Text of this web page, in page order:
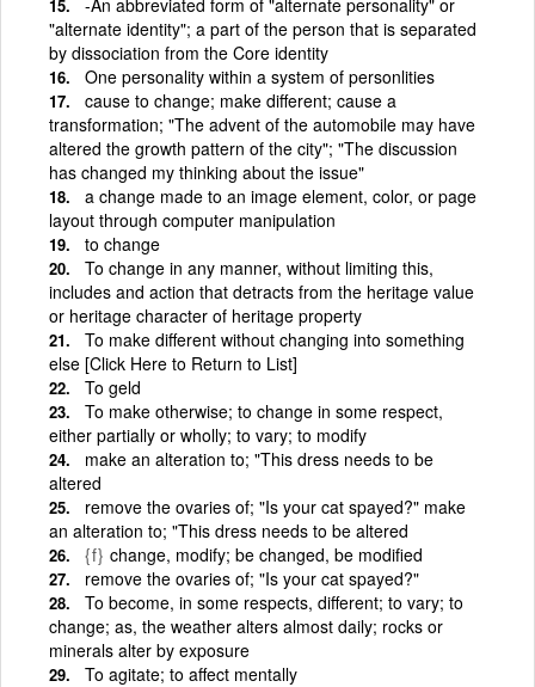
"alternate identity"; a part of the person that is separated
by dissociation from the Core identity
One personality within a system of personlities
cause to change; make different; cause a
transformation; "The advent of the automobile may have
altered the growth pattern of the city"; "The discussion
has changed my thinking about the issue"
a change made to an image element, color, or page
layout through computer manipulation
to change
To change in any manner, without limiting this,
includes and action that detracts from the heritage value
or heritage character of heritage property
To make different without changing into something
else [Click Here to Return to List]
To geld
To make otherwise; to change in some respect,
either partially or wholly; to vary; to modify
make an alteration to; "This dress needs to be
altered
remove the ovaries of; "Is your cat spayed?" make
an alteration to; "This dress needs to be altered
{f} change, modify; be changed, be modified
remove the ovaries of; "Is your cat spayed?"
To become, in some respects, different; to vary; to
change; as, the weather alters almost daily; rocks or
minerals alter by exposure
To agitate; to affect mentally